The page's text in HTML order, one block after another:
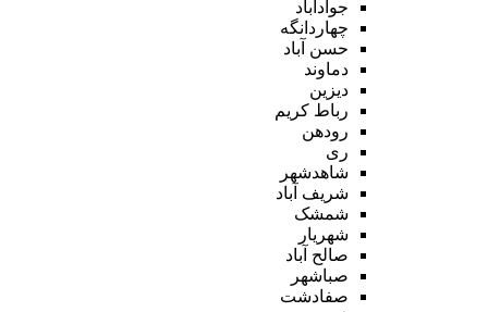
جوادآباد
چهاردانگه
حسن آباد
دماوند
دیزین
رباط کریم
رودهن
ری
شاهدشهر
شریف آباد
شمشک
شهریار
صالح آباد
صباشهر
صفادشت